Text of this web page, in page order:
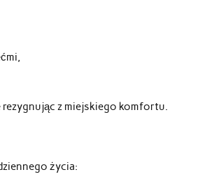
rezygnując z miejskiego komfortu.
życia: